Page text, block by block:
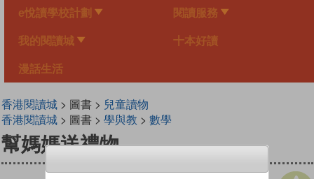
e悅讀學校計劃 閱讀服務
我的閱讀城 十本好讀
漫話生活
香港閱讀城> 圖書 > 兒童讀物
香港閱讀城> 圖書 > 學與教 > 數學
幫媽媽送禮物